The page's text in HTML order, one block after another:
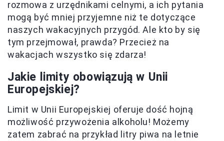
rozmowa z urzędnikami celnymi, a ich pytania
mogą być mniej przyjemne niż te dotyczące
naszych wakacyjnych przygód. Ale kto by się
tym przejmował, prawda? Przecież na
wakacjach wszystko się zdarza!
Jakie limity obowiązują w Unii
Europejskiej?
Limit w Unii Europejskiej oferuje dość hojną
możliwość przywożenia alkoholu! Możemy
zatem zabrać na przykład litry piwa na letnie